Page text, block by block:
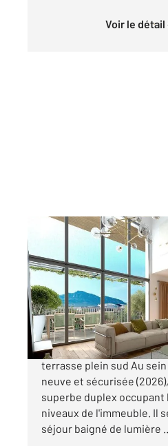
Voir le
MARSEILLE 13010
, 4 pièces
Ref : 441
Appartement T4 à
579 900
Duplex d'exception au
terrasse plein sud Au
neuve et sécurisée
superbe duplex occupant
niveaux de l'immeuble. Il
séjour baigné de lumière ...